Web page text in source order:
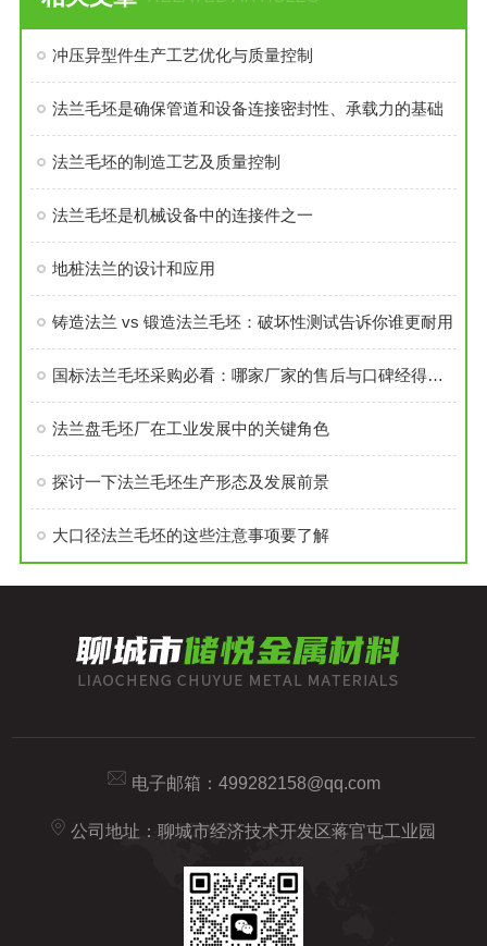
冲压异型件生产工艺优化与质量控制
法兰毛坯是确保管道和设备连接密封性、承载力的基础
法兰毛坯的制造工艺及质量控制
法兰毛坯是机械设备中的连接件之一
地桩法兰的设计和应用
铸造法兰 vs 锻造法兰毛坯：破坏性测试告诉你谁更耐用
国标法兰毛坯采购必看：哪家厂家的售后与口碑经得起考验？
法兰盘毛坯厂在工业发展中的关键角色
探讨一下法兰毛坯生产形态及发展前景
大口径法兰毛坯的这些注意事项要了解
电子邮箱： 499282158@qq.com
公司地址：聊城市经济技术开发区蒋官屯工业园